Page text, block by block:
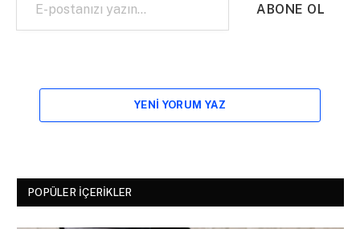
ABONE OL
YENI YORUM YAZ
POPÜLER İÇERIKLER